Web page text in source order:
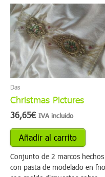
Das
Christmas Pictures
36,65€ IVA incluido
Añadir al carrito
Conjunto de 2 marcos hechos
con pasta de modelado en frio